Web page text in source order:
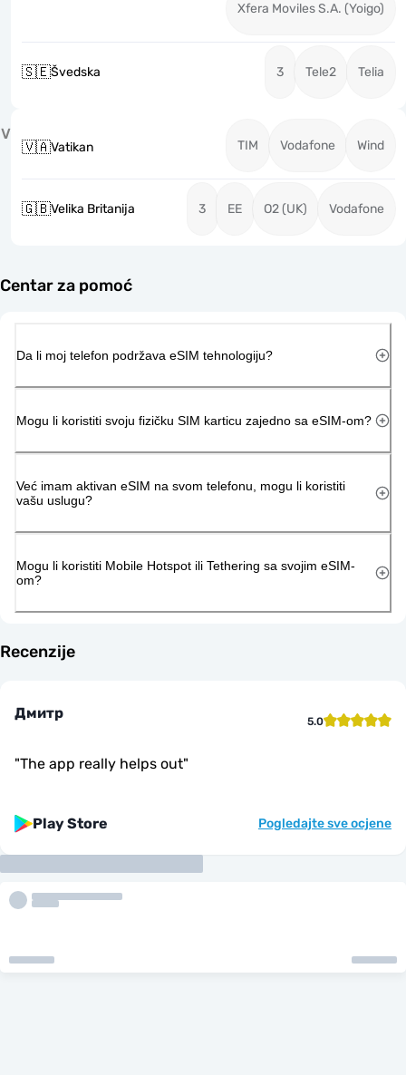
Xfera Moviles S.A. (Yoigo)
🇸🇪Švedska 3 Tele2 Telia
V
🇻🇦Vatikan TIM Vodafone Wind
🇬🇧Velika Britanija 3 EE O2 (UK) Vodafone
Centar za pomoć
Da li moj telefon podržava eSIM tehnologiju?
Mogu li koristiti svoju fizičku SIM karticu zajedno sa eSIM-om?
Već imam aktivan eSIM na svom telefonu, mogu li koristiti
vašu uslugu?
Mogu li koristiti Mobile Hotspot ili Tethering sa svojim eSIM-
om?
Recenzije
Дмитр 5.0
"The app really helps out"
Play Store Pogledajte sve ocjene